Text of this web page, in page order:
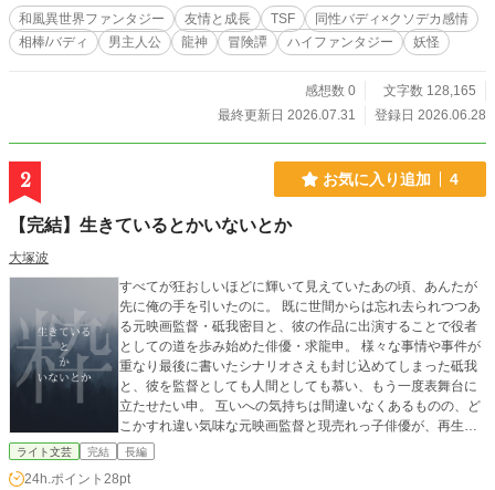
ることのできない関係となる。 天上の神々への復讐を誓うラ
イを止めるため、春真はある提案をする。 現在、国では別の
邪龍・闇黒龍が復活しつつあり、土地神たちは次々と邪気に
せば、神々はお前に感謝して呪いを解くだろう」 「……確か
に、あいつらに恩を売るってのも悪くねぇな」 利害の一致し
「真実の愛」にあることが判明するがーー 心優しく正義感あ
ふれる少年・春真と、傲慢で喧嘩っ早い邪龍・ライが織りな
の神龍へと成る。
和風異世界ファンタジー 友情と成長 TSF
同性バディ×クソデカ感情
相棒/バディ
男主人公 龍神 冒険譚 ハイファンタジー 妖怪
感想数 0
文字数 128,165
最終更新日 2026.07.31
登録日 2026.06.28
2 お気に入り追加 4
【完結】生きているとかいないとか
大塚波
すべてが狂おしいほどに輝いて見えていたあの頃、あんたが
先に俺の手を引いたのに。 既に世間からは忘れ去られつつあ
る元映画監督・砥我密目と、彼の作品に出演することで役者
としての道を歩み始めた俳優・求龍申。 様々な事情や事件が
重なり最後に書いたシナリオさえも封じ込めてしまった砥我
と、彼を監督としても人間としても慕い、もう一度表舞台に
立たせたい申。 互いへの気持ちは間違いなくあるものの、ど
こかすれ違い気味な元映画監督と現売れっ子俳優が、再生へ
の道を探して歩く物語。 ☆ 2026年6月28日、本編完結！ ☆ 2
ライト文芸 完結 長編
24h.ポイント 28pt